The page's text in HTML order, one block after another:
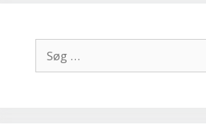
efter: